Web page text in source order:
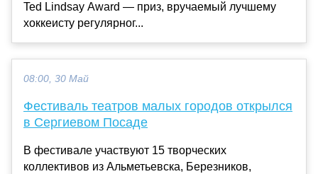
Ted Lindsay Award — приз, вручаемый лучшему
хоккеисту регулярног...
08:00, 30 Май
Фестиваль театров малых городов открылся
в Сергиевом Посаде
В фестивале участвуют 15 творческих
коллективов из Альметьевска, Березников,